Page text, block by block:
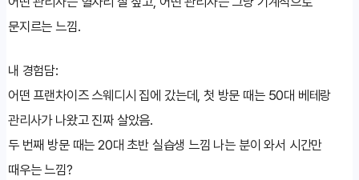
문지르는 느낌.
내 경험담:
어떤 프랜차이즈 스웨디시 집에 갔는데, 첫 방문 때는 50대 베테랑
관리사가 나왔고 진짜 살았음.
두 번째 방문 때는 20대 초반 실습생 느낌 나는 분이 와서 시간만
때우는 느낌?